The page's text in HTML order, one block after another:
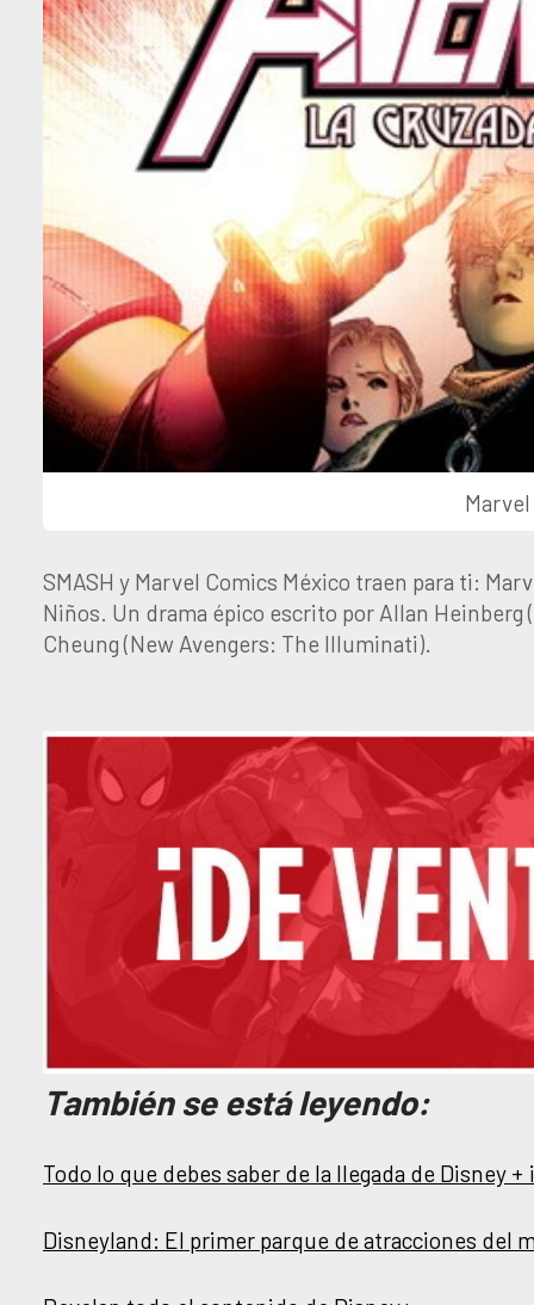
SMASH y Marvel Comics México traen para ti:
Niños. Un drama épico escrito por Allan
Cheung (New Avengers: The Illuminati).
También se está leyendo:
Todo lo que debes saber de la llegada de Disney
Disneyland: El primer parque de atracciones del